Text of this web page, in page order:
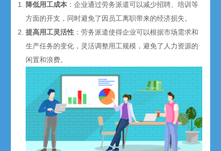
降低用工成本 ：企业通过劳务派遣可以减少招聘、培训等
方面的开支，同时避免了因员工离职带来的经济损失。
提高用工灵活性 ：劳务派遣使得企业可以根据市场需求和
生产任务的变化，灵活调整用工规模，避免了人力资源的
闲置和浪费。